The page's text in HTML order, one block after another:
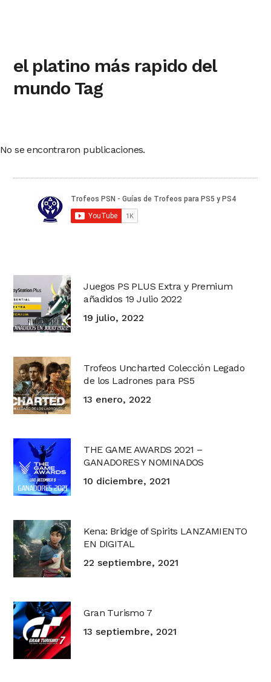
el platino más rapido del
mundo Tag
No se encontraron publicaciones.
Juegos PS PLUS Extra y Premium
añadidos 19 Julio 2022
19 julio, 2022
Trofeos Uncharted Colección Legado
de los Ladrones para PS5
13 enero, 2022
THE GAME AWARDS 2021 –
GANADORES Y NOMINADOS
10 diciembre, 2021
Kena: Bridge of Spirits LANZAMIENTO
EN DIGITAL
22 septiembre, 2021
Gran Turismo 7
13 septiembre, 2021